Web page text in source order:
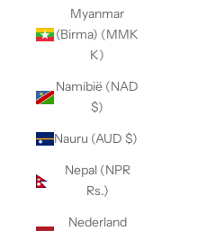
Myanmar
(Birma) (MMK
K)
Namibië (NAD
$)
Nauru (AUD $)
Nepal (NPR
Rs.)
Nederland